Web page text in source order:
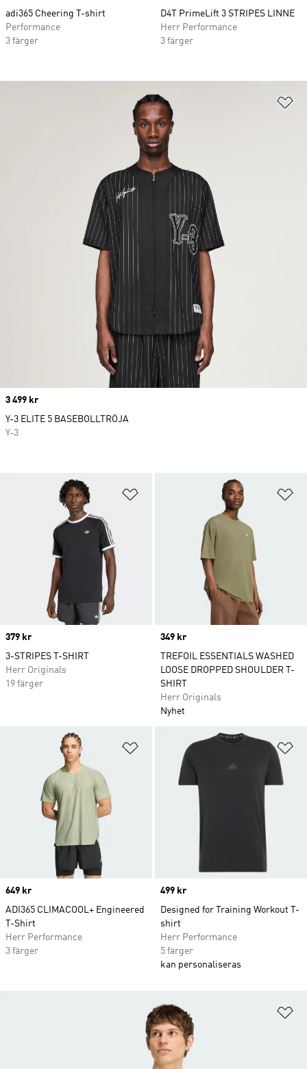
adi365 Cheering T-shirt
Performance
3 färger
D4T PrimeLift 3 STRIPES LINNE
Herr Performance
3 färger
Lägg till på önskelistan
Price
379 kr
3-STRIPES T-SHIRT
Herr Originals
19 färger
Price
349 kr
TREFOIL ESSENTIALS WASHED
LOOSE DROPPED SHOULDER T-
SHIRT
Herr Originals
Nyhet
Lägg till på önskelistan
Price
649 kr
ADI365 CLIMACOOL+ Engineered
T-Shirt
Herr Performance
3 färger
Price
499 kr
Designed for Training Workout T-
shirt
Herr Performance
5 färger
kan personaliseras
Price
3 499 kr
Y-3 ELITE 5 BASEBOLLTRÖJA
Y-3